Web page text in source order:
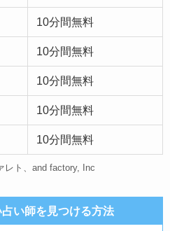
10分間無料
10分間無料
10分間無料
10分間無料
10分間無料
レト、and factory, Inc
い師を見つける方法